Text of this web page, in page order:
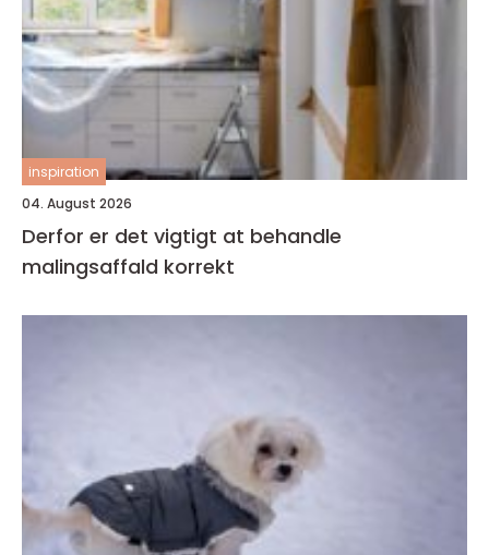
inspiration
04. August 2026
Derfor er det vigtigt at behandle
malingsaffald korrekt